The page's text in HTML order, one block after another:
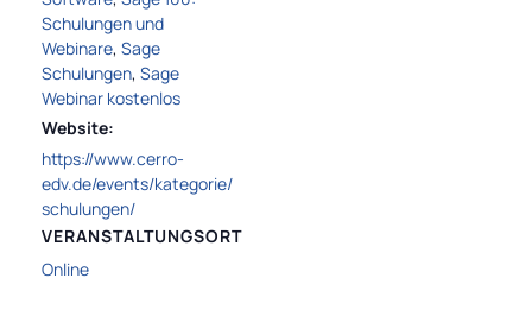
Schulungen und
Webinare, Sage
Schulungen, Sage
Webinar kostenlos
Website:
https://www.cerro-
edv.de/events/kategorie/
schulungen/
VERANSTALTUNGSORT
Online